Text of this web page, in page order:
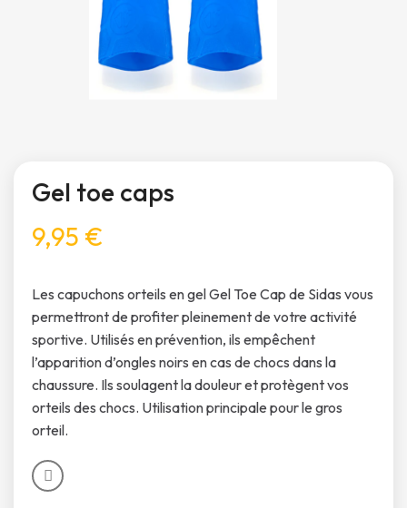
Gel toe caps
9,95 €
Les capuchons orteils en gel Gel Toe Cap de Sidas vous
permettront de profiter pleinement de votre activité
sportive. Utilisés en prévention, ils empêchent
l’apparition d’ongles noirs en cas de chocs dans la
chaussure. Ils soulagent la douleur et protègent vos
orteils des chocs. Utilisation principale pour le gros
orteil.